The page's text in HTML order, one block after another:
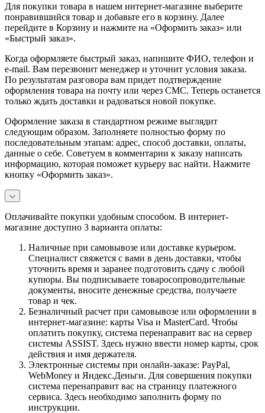
Для покупки товара в нашем интернет-магазине выберите
понравившийся товар и добавьте его в корзину. Далее
перейдите в Корзину и нажмите на «Оформить заказ» или
«Быстрый заказ».
Когда оформляете быстрый заказ, напишите ФИО, телефон и
e-mail. Вам перезвонит менеджер и уточнит условия заказа.
По результатам разговора вам придет подтверждение
оформления товара на почту или через СМС. Теперь останется
только ждать доставки и радоваться новой покупке.
Оформление заказа в стандартном режиме выглядит
следующим образом. Заполняете полностью форму по
последовательным этапам: адрес, способ доставки, оплаты,
данные о себе. Советуем в комментарии к заказу написать
информацию, которая поможет курьеру вас найти. Нажмите
кнопку «Оформить заказ».
Оплачивайте покупки удобным способом. В интернет-
магазине доступно 3 варианта оплаты:
Наличные при самовывозе или доставке курьером.
Специалист свяжется с вами в день доставки, чтобы
уточнить время и заранее подготовить сдачу с любой
купюры. Вы подписываете товаросопроводительные
документы, вносите денежные средства, получаете
товар и чек.
Безналичный расчет при самовывозе или оформлении в
интернет-магазине: карты Visa и MasterCard. Чтобы
оплатить покупку, система перенаправит вас на сервер
системы ASSIST. Здесь нужно ввести номер карты, срок
действия и имя держателя.
Электронные системы при онлайн-заказе: PayPal,
WebMoney и Яндекс.Деньги. Для совершения покупки
система перенаправит вас на страницу платежного
сервиса. Здесь необходимо заполнить форму по
инструкции.